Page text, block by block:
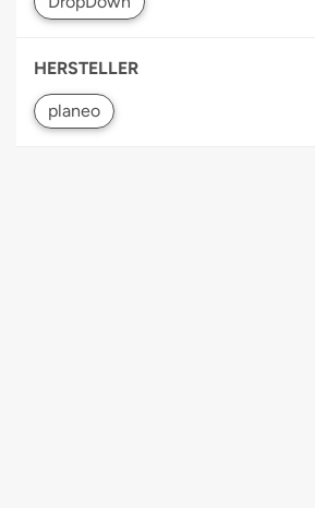
HERSTELLER